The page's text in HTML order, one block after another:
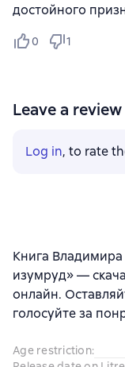
достойного
0 1
Leave a review
Log in, to rate
Книга
изумруд» —
онлайн.
голосуйте за
Age restriction: